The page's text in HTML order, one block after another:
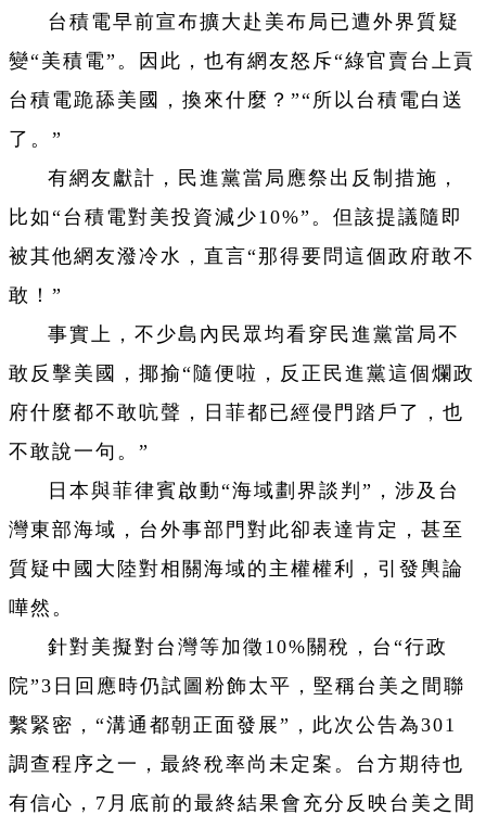
台積電早前宣布擴大赴美布局已遭外界質疑
變“美積電”。因此，也有網友怒斥“綠官賣台上貢
台積電跪舔美國，換來什麼？”“所以台積電白送
了。”
有網友獻計，民進黨當局應祭出反制措施，
比如“台積電對美投資減少10%”。但該提議隨即
被其他網友潑冷水，直言“那得要問這個政府敢不
敢！”
事實上，不少島內民眾均看穿民進黨當局不
敢反擊美國，揶揄“隨便啦，反正民進黨這個爛政
府什麼都不敢吭聲，日菲都已經侵門踏戶了，也
不敢說一句。”
日本與菲律賓啟動“海域劃界談判”，涉及台
灣東部海域，台外事部門對此卻表達肯定，甚至
質疑中國大陸對相關海域的主權權利，引發輿論
嘩然。
針對美擬對台灣等加徵10%關稅，台“行政
院”3日回應時仍試圖粉飾太平，堅稱台美之間聯
繫緊密，“溝通都朝正面發展”，此次公告為301
調查程序之一，最終稅率尚未定案。台方期待也
有信心，7月底前的最終結果會充分反映台美之間